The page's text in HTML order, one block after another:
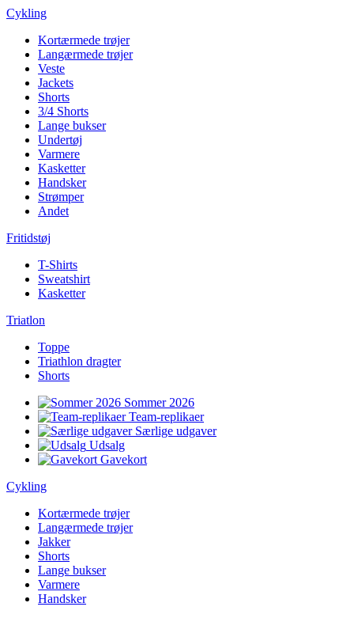
Cykling
Kortærmede trøjer
Langærmede trøjer
Veste
Jackets
Shorts
3/4 Shorts
Lange bukser
Undertøj
Varmere
Kasketter
Handsker
Strømper
Andet
Fritidstøj
T-Shirts
Sweatshirt
Kasketter
Triatlon
Toppe
Triathlon dragter
Shorts
Sommer 2026
Team-replikaer
Særlige udgaver
Udsalg
Gavekort
Cykling
Kortærmede trøjer
Langærmede trøjer
Jakker
Shorts
Lange bukser
Varmere
Handsker